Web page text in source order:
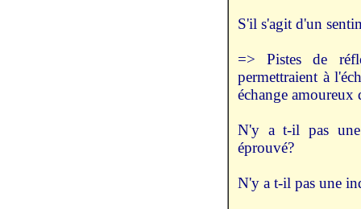
S'il s'agit d'un
=> Pistes de
permettraient à
échange
N'y a t-il pas une
éprouvé?
N'y a t-il pas une